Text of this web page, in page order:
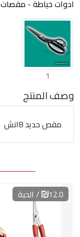
ادوات خياطة- مقصات
1
وصف المنتج
مقص حديد 8انش
12.0 / الحبة